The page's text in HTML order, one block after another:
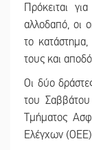
Πρόκειται
αλλοδαπό, οι
το
τους και
Οι δύο
του
Τμήματος
Ελέγχων